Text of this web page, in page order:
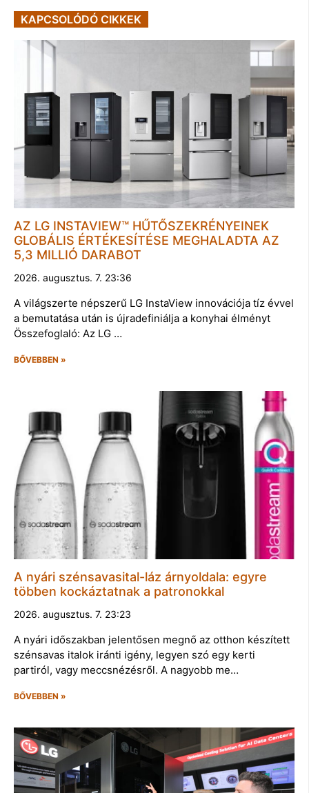
KAPCSOLÓDÓ CIKKEK
AZ LG INSTAVIEW™ HŰTŐSZEKRÉNYEINEK
GLOBÁLIS ÉRTÉKESÍTÉSE MEGHALADTA AZ
5,3 MILLIÓ DARABOT
2026. augusztus. 7. 23:36
A világszerte népszerű LG InstaView innovációja tíz évvel
a bemutatása után is újradefiniálja a konyhai élményt
Összefoglaló: Az LG …
BŐVEBBEN »
A nyári szénsavasital-láz árnyoldala: egyre
többen kockáztatnak a patronokkal
2026. augusztus. 7. 23:23
A nyári időszakban jelentősen megnő az otthon készített
szénsavas italok iránti igény, legyen szó egy kerti
partiról, vagy meccsnézésről. A nagyobb me…
BŐVEBBEN »